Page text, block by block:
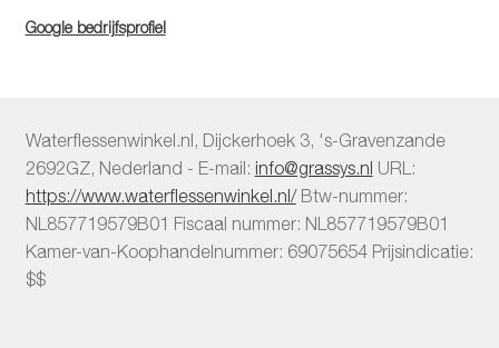
Google bedrijfsprofiel
Waterflessenwinkel.nl, Dijckerhoek 3, 's-Gravenzande
2692GZ, Nederland - E-mail: info@grassys.nl URL:
https://www.waterflessenwinkel.nl/ Btw-nummer:
NL857719579B01 Fiscaal nummer: NL857719579B01
Kamer-van-Koophandelnummer: 69075654 Prijsindicatie:
$$